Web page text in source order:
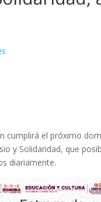
cumplirá el próximo
y Solidaridad, que
diariamente.